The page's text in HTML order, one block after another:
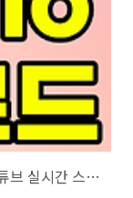
OBS Studio 다운로드 및 설치를 통한 유튜브 실시간 스트리밍